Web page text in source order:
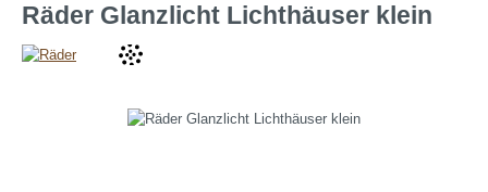
Räder Glanzlicht Lichthäuser klein
Bildergalerie überspringen